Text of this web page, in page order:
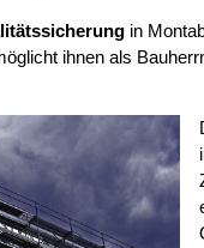
in
ihnen als